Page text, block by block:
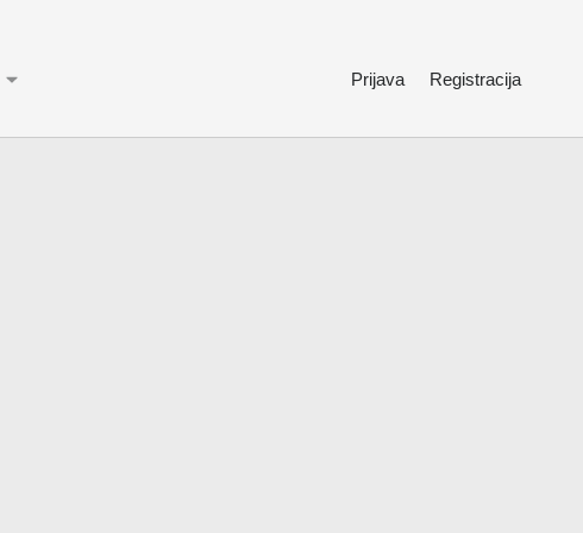
Prijava Registracija